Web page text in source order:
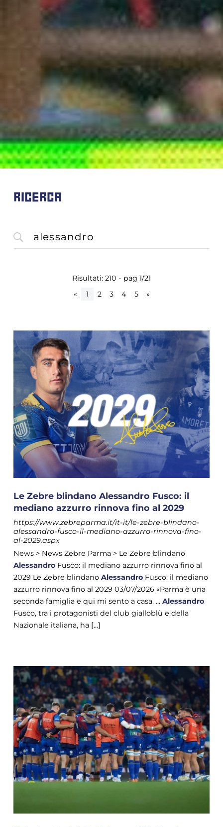
RICERCA
Risultati: 210 - pag 1/21
«
1 2 3 4 5 »
Le Zebre blindano Alessandro Fusco: il
mediano azzurro rinnova fino al 2029
https://www.zebreparma.it/it-it/le-zebre-blindano-
alessandro-fusco-il-mediano-azzurro-rinnova-fino-
al-2029.aspx
News > News Zebre Parma > Le Zebre blindano
AlessandroFusco: il mediano azzurro rinnova fino al
2029 Le Zebre blindano AlessandroFusco: il mediano
azzurro rinnova fino al 2029 03/07/2026 «Parma è una
seconda famiglia e qui mi sento a casa. ... Alessandro
Fusco, tra i protagonisti del club gialloblù e della
Nazionale italiana, ha [...]